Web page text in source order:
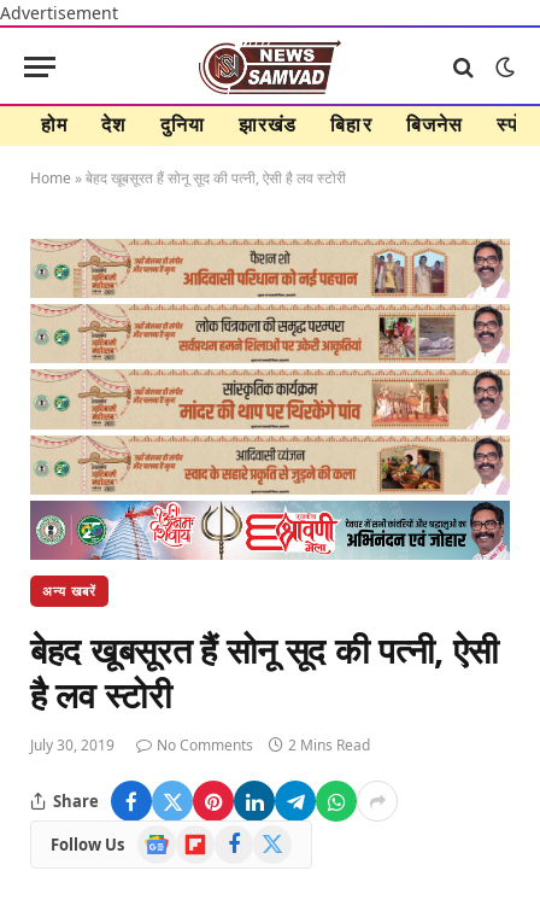
Advertisement
होम देश दुनिया झारखंड बिहार बिजनेस
Home »बेहद खूबसूरत हैं सोनू सूद की पत्नी, ऐसी है लव स्टोरी
अन्य खबरें
बेहद खूबसूरत हैं सोनू सूद की पत्नी, ऐसी
है लव स्टोरी
July 30, 2019 No Comments 2 Mins Read
Share
Follow Us
Google
News
FlipboardFacebook